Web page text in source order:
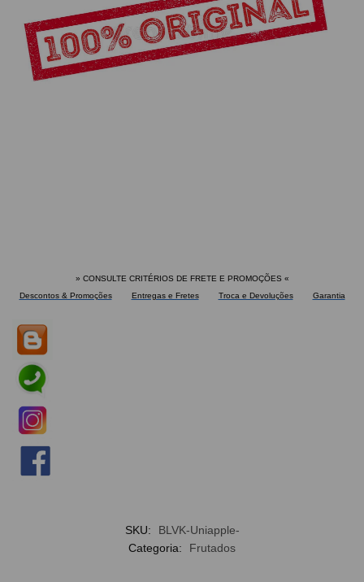
» CONSULTE CRITÉRIOS DE FRETE E PROMOÇÕES «
Descontos & Promoções
Entregas e Fretes Troca e Devoluções Garantia
SKU:
BLVK-Uniapple-
Categoria:
Frutados